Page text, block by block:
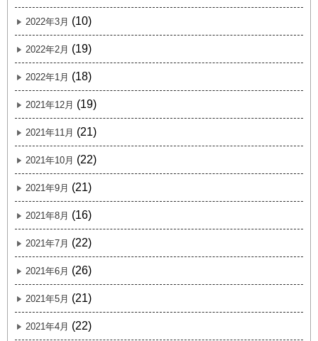
2022年3月 (10)
2022年2月 (19)
2022年1月 (18)
2021年12月 (19)
2021年11月 (21)
2021年10月 (22)
2021年9月 (21)
2021年8月 (16)
2021年7月 (22)
2021年6月 (26)
2021年5月 (21)
2021年4月 (22)